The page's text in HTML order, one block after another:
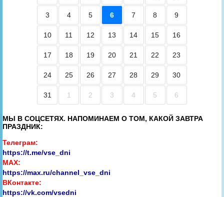
3 4 5 6 7 8 9
10 11 12 13 14 15 16
17 18 19 20 21 22 23
24 25 26 27 28 29 30
31 1 2 3 4 5 6
МЫ В СОЦСЕТЯХ. НАПОМИНАЕМ О ТОМ, КАКОЙ ЗАВТРА
ПРАЗДНИК:
Телеграм:
https://t.me/vse_dni
MAX:
https://max.ru/channel_vse_dni
ВКонтакте:
https://vk.com/vsedni